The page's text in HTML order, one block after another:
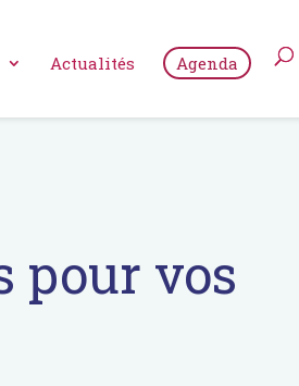
Actualités Agenda
pour vos